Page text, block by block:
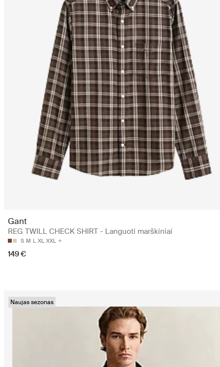
Gant
REG TWILL CHECK SHIRT - Languoti marškiniai
S M L XL XXL
149 €
Naujas sezonas